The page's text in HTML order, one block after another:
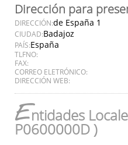
Dirección para
DIRECCIÓN:de España 1
CIUDAD:Badajoz
PAÍS:España
TLFNO:
FAX:
CORREO ELETRÓNICO:
DIRECCIÓN WEB:
Entidades
P0600000D )